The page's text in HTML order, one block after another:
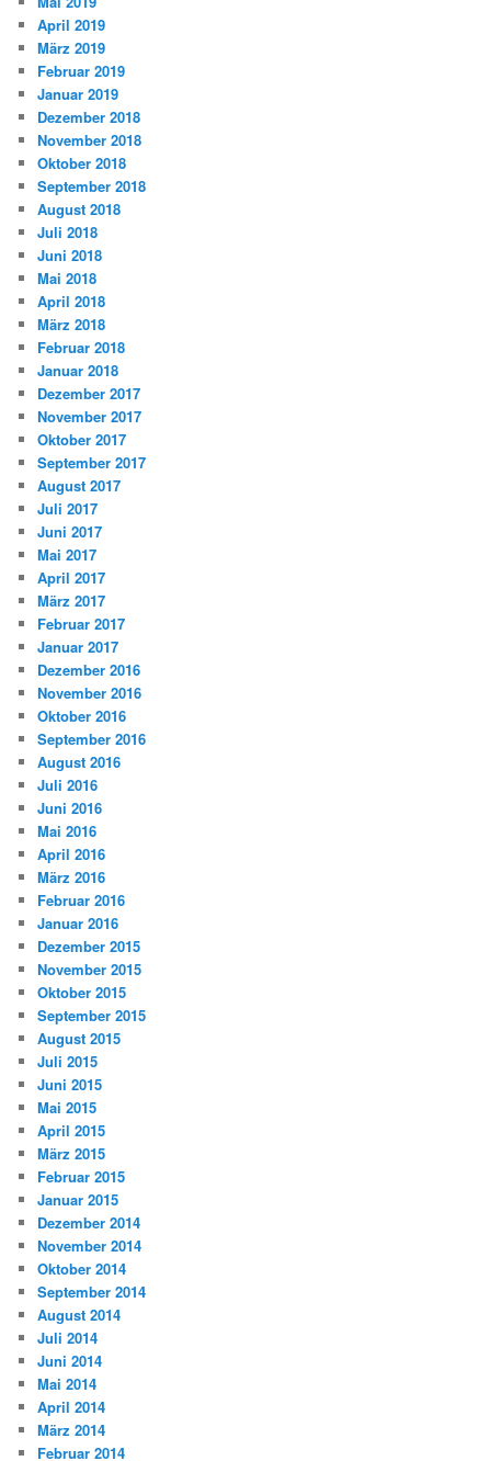
April 2019
März 2019
Februar 2019
Januar 2019
Dezember 2018
November 2018
Oktober 2018
September 2018
August 2018
Juli 2018
Juni 2018
Mai 2018
April 2018
März 2018
Februar 2018
Januar 2018
Dezember 2017
November 2017
Oktober 2017
September 2017
August 2017
Juli 2017
Juni 2017
Mai 2017
April 2017
März 2017
Februar 2017
Januar 2017
Dezember 2016
November 2016
Oktober 2016
September 2016
August 2016
Juli 2016
Juni 2016
Mai 2016
April 2016
März 2016
Februar 2016
Januar 2016
Dezember 2015
November 2015
Oktober 2015
September 2015
August 2015
Juli 2015
Juni 2015
Mai 2015
April 2015
März 2015
Februar 2015
Januar 2015
Dezember 2014
November 2014
Oktober 2014
September 2014
August 2014
Juli 2014
Juni 2014
Mai 2014
April 2014
März 2014
Februar 2014